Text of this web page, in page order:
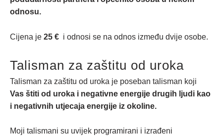
odnosu.
Cijena je 25 € i odnosi se na odnos između dvije osobe.
Talisman za zaštitu od uroka
Talisman za zaštitu od uroka je poseban talisman koji
Vas štiti od uroka i negativne energije drugih ljudi kao
i negativnih utjecaja energije iz okoline.
Moji talismani su uvijek programirani i izrađeni